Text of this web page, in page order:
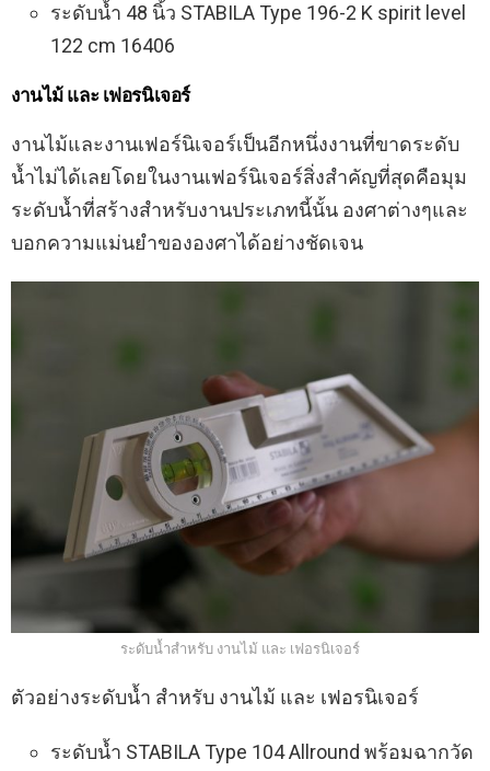
ระดับน้ำ 48 นิ้ว STABILA Type 196-2 K spirit level
122 cm 16406
งานไม้ และ เฟอรนิเจอร์
งานไม้และงานเฟอร์นิเจอร์เป็นอีกหนึ่งงานที่ขาดระดับ
น้ำไม่ได้เลยโดยในงานเฟอร์นิเจอร์สิ่งสำคัญที่สุดคือมุม
ระดับน้ำที่สร้างสำหรับงานประเภทนี้นั้น องศาต่างๆและ
บอกความแม่นยำขององศาได้อย่างชัดเจน
ระดับน้ำสำหรับ งานไม้ และ เฟอรนิเจอร์
ตัวอย่างระดับน้ำ สำหรับ งานไม้ และ เฟอรนิเจอร์
ระดับน้ำ STABILA Type 104 Allround พร้อมฉากวัด